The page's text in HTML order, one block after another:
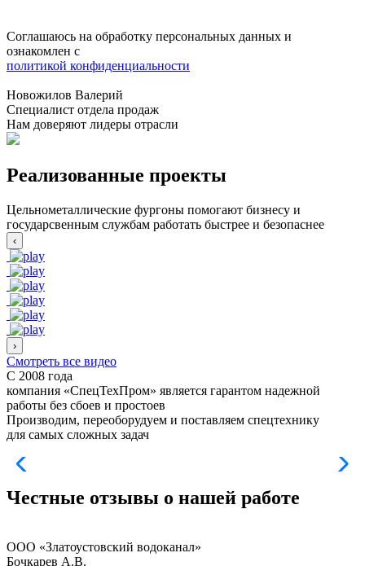
Соглашаюсь на обработку персональных данных и
ознакомлен с
политикой конфиденциальности
Новожилов Валерий
Специалист отдела продаж
Нам доверяют лидеры отрасли
Реализованные проекты
Цельнометаллические фургоны помогают бизнесу и
государсвенным службам работать быстрее и безопаснее
‹
›
Смотреть все видео
С 2008 года
компания «СпецТехПром» является гарантом надежной
работы без сбоев и простоев
Производим, переоборудуем и поставляем спецтехнику
для самых сложных задач
Честные отзывы о нашей работе
ООО «Златоустовский водоканал»
Бочкарев А.В.